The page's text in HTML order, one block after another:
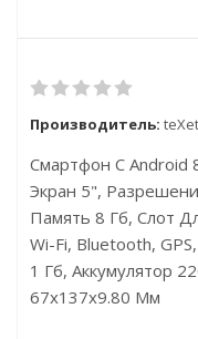
Производитель: teXet
Смартфон С Android
Экран 5",
Память 8 Гб, Слот
Wi-Fi, Bluetooth,
1 Гб, Аккумулятор
67x137x9.80 Мм